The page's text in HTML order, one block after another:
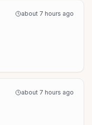
about 7 hours ago
about 7 hours ago